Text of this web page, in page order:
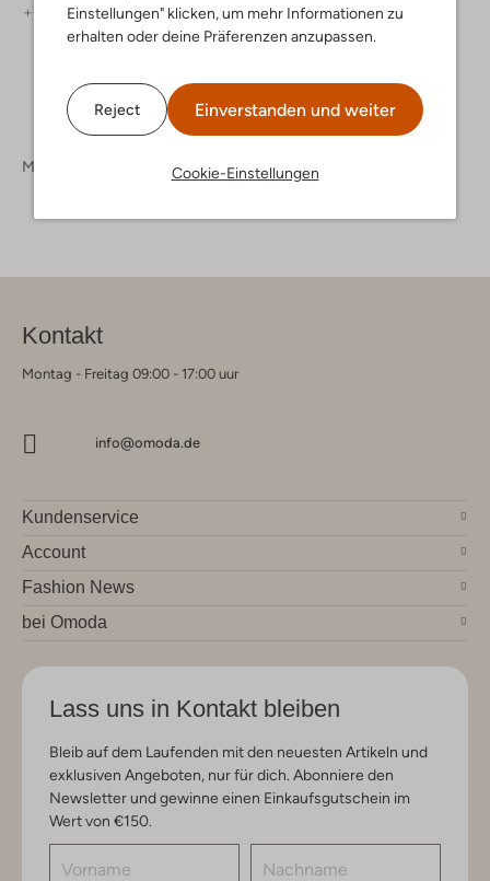
Einstellungen" klicken, um mehr Informationen zu
erhalten oder deine Präferenzen anzupassen.
Reject Einverstanden und weiter
Cookie-Einstellungen
+ mehr farben + mehr farben
Marken
Kontakt
Montag - Freitag 09:00 - 17:00 uur
info@omoda.de
Kundenservice
Account
Fashion News
bei Omoda
Lass uns in Kontakt bleiben
Bleib auf dem Laufenden mit den neuesten Artikeln und
exklusiven Angeboten, nur für dich. Abonniere den
Newsletter und gewinne einen Einkaufsgutschein im
Wert von €150.